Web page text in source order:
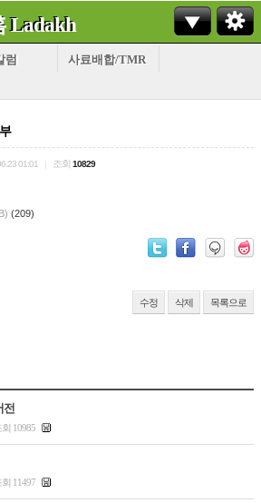
Ladakh
럼
사료배합/TMR
01:01 조회 10829
(209)
수정 삭제 목록으로
전
회 10985
회 11497